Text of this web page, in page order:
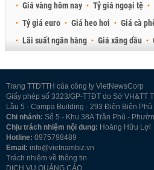
Giá vàng hôm nay Tỷ giá ngoại tệ
Tỷ giá euro
Giá heo hơi Giá cà
Lãi suất ngân hàng
Giá xăng dầu
Trang TTĐTTH của công ty VietNewsCorp
Giấy phép số 3323/GP-TTĐT do Sở VH&TT
Lầu 5 - Compa Building - 293 Điện Biên
Chi nhánh: Số 5 - Khu 38A Trần Phú -
Chịu trách nhiệm nội dung: Hoàng Hữu Lợi
Hotline: 0975798489
Email: info@vietnambiz.vn
Trách nhiệm về thông tin
DỊCH VỤ QUẢNG CÁO